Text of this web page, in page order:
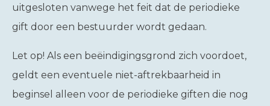
uitgesloten vanwege het feit dat de periodieke
gift door een bestuurder wordt gedaan.
Let op! Als een beëindigingsgrond zich voordoet,
geldt een eventuele niet-aftrekbaarheid in
beginsel alleen voor de periodieke giften die nog